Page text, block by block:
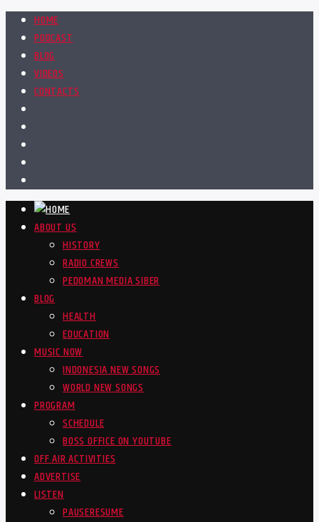
HOME
PODCAST
BLOG
VIDEOS
CONTACTS
ABOUT US
HISTORY
RADIO CREWS
PEDOMAN MEDIA SIBER
BLOG
HEALTH
EDUCATION
MUSIC NOW
INDONESIA NEW SONGS
WORLD NEW SONGS
PROGRAM
SCHEDULE
BOSS OFFICE ON YOUTUBE
OFF AIR ACTIVITIES
ADVERTISE
LISTEN
PAUSERESUME